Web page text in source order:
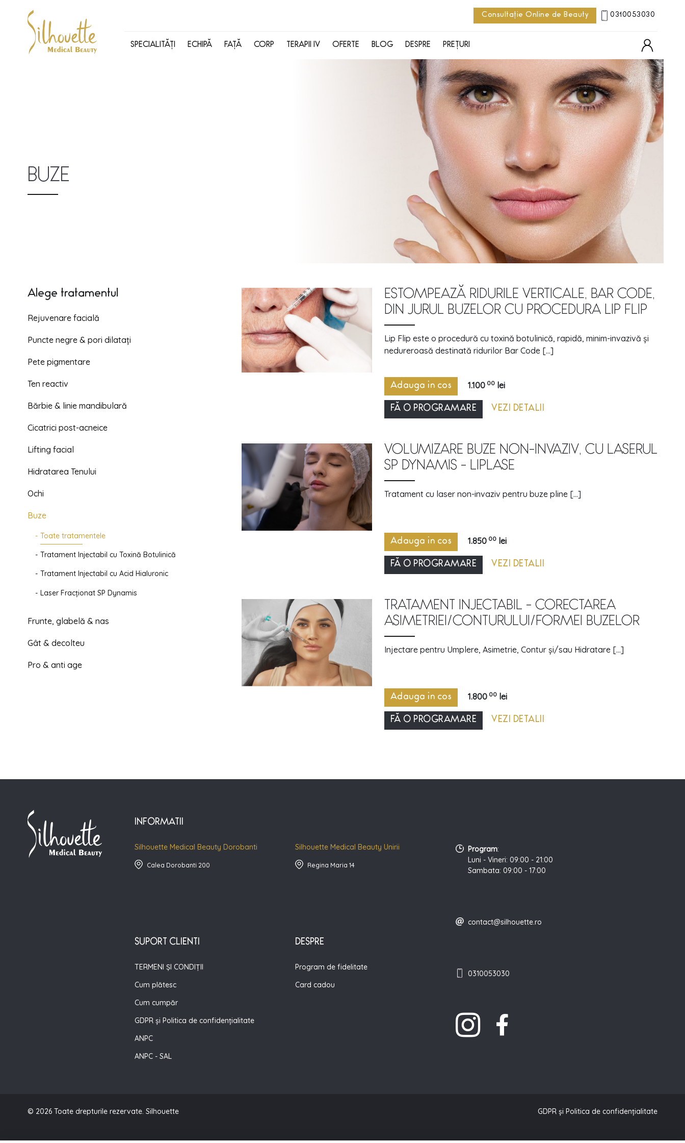
Consultație Online de Beauty 0310053030
SPECIALITĂȚI ECHIPĂ FAȚĂ CORP TERAPII IV OFERTE BLOG DESPRE PREȚURI
BUZE
Alege tratamentul
Rejuvenare facială
Puncte negre & pori dilatați
Pete pigmentare
Ten reactiv
Bărbie & linie mandibulară
Cicatrici post-acneice
Lifting facial
Hidratarea Tenului
Ochi
Buze
Toate tratamentele
Tratament Injectabil cu Toxină Botulinică
Tratament Injectabil cu Acid Hialuronic
Laser Fracționat SP Dynamis
Frunte, glabelă & nas
Gât & decolteu
Pro & anti age
ESTOMPEAZĂ RIDURILE VERTICALE, BAR CODE,
DIN JURUL BUZELOR CU PROCEDURA LIP FLIP
Lip Flip este o procedură cu toxină botulinică, rapidă, minim-invazivă și
nedureroasă destinată ridurilor Bar Code [...]
Adauga in cos 1.100 00 lei
FĂ O PROGRAMARE VEZI DETALII
VOLUMIZARE BUZE NON-INVAZIV, CU LASERUL
SP DYNAMIS - LIPLASE
Tratament cu laser non-invaziv pentru buze pline [...]
Adauga in cos 1.850 00 lei
FĂ O PROGRAMARE VEZI DETALII
TRATAMENT INJECTABIL - CORECTAREA
ASIMETRIEI/CONTURULUI/FORMEI BUZELOR
Injectare pentru Umplere, Asimetrie, Contur și/sau Hidratare [...]
Adauga in cos 1.800 00 lei
FĂ O PROGRAMARE VEZI DETALII
INFORMATII
Silhouette Medical Beauty Dorobanti
Calea Dorobanti 200
SUPORT CLIENTI
TERMENI ȘI CONDIȚII
Cum plătesc
Cum cumpăr
GDPR și Politica de confidențialitate
ANPC
ANPC - SAL
Silhouette Medical Beauty Unirii
Regina Maria 14
DESPRE
Program de fidelitate
Card cadou
Program:
Luni - Vineri: 09:00 - 21:00
Sambata: 09:00 - 17:00
contact@silhouette.ro
0310053030
GDPR și Politica de confidențialitate
© 2026 Toate drepturile rezervate. Silhouette